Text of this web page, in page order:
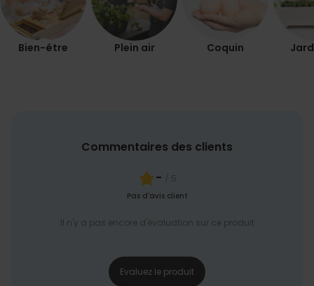
Bien-être Plein air Coquin
Commentaires des clients
- / 5
Pas d'avis client
Il n'y a pas encore d'évaluation sur ce produit
Evaluez le produit
PERFORMANCE
COMMERCIALISATION